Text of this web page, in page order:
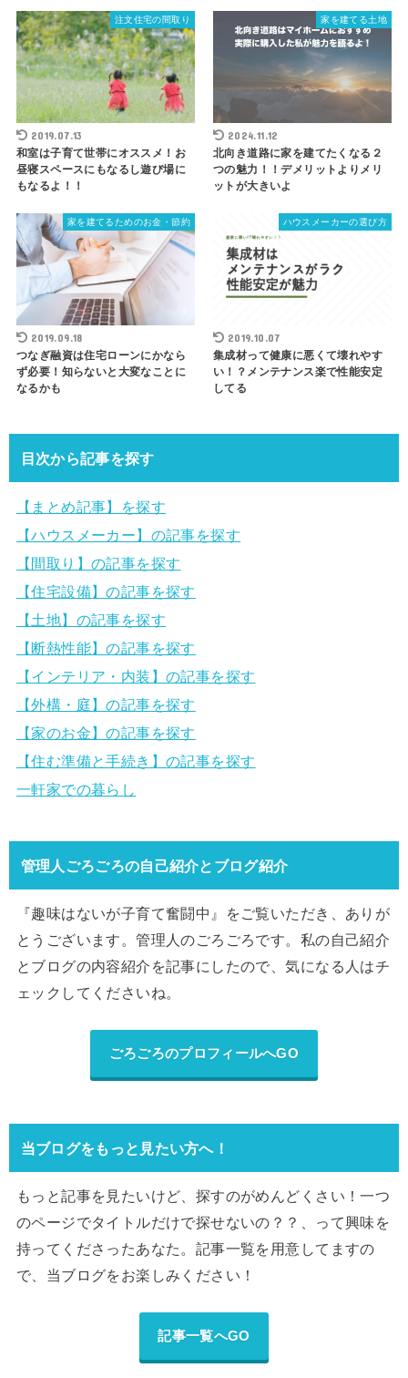
注文住宅の間取り
2019.07.13
和室は子育て世帯にオススメ！お
昼寝スペースにもなるし遊び場に
もなるよ！！
家を建てる土地
2024.11.12
北向き道路に家を建てたくなる２
つの魅力！！デメリットよりメリ
ットが大きいよ
家を建てるためのお金・節約
2019.09.18
つなぎ融資は住宅ローンにかなら
ず必要！知らないと大変なことに
なるかも
ハウスメーカーの選び方
2019.10.07
集成材って健康に悪くて壊れやす
い！？メンテナンス楽で性能安定
してる
目次から記事を探す
【まとめ記事】を探す
【ハウスメーカー】の記事を探す
【間取り】の記事を探す
【住宅設備】の記事を探す
【土地】の記事を探す
【断熱性能】の記事を探す
【インテリア・内装】の記事を探す
【外構・庭】の記事を探す
【家のお金】の記事を探す
【住む準備と手続き】の記事を探す
一軒家での暮らし
管理人ごろごろの自己紹介とブログ紹介
『趣味はないが子育て奮闘中』をご覧いただき、ありが
とうございます。管理人のごろごろです。私の自己紹介
とブログの内容紹介を記事にしたので、気になる人はチ
ェックしてくださいね。
ごろごろのプロフィールへGO
当ブログをもっと見たい方へ！
もっと記事を見たいけど、探すのがめんどくさい！一つ
のページでタイトルだけで探せないの？？、って興味を
持ってくださったあなた。記事一覧を用意してますの
で、当ブログをお楽しみください！
記事一覧へGO